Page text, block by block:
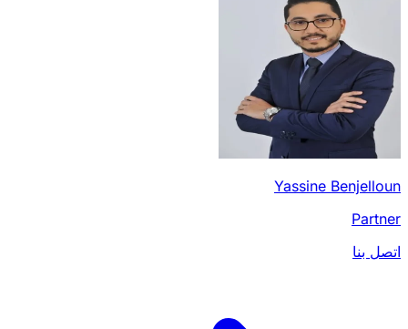
Yassine Benjelloun
Partner
اتصل بنا